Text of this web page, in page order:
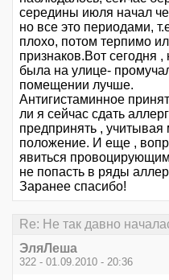
середины июля начал
но все это периодами,
плохо, потом терпимо
признаков.Вот сегодня
была на улице-
помещении лучше.
Антигистаминное
ли я сейчас сдать
предпринять ,
положение. И еще ,
явиться
не попасть в ряды
Заранее спасибо!
Re: Не так давно
ЭляЛеша
322 - 01.09.2010 - 20:36